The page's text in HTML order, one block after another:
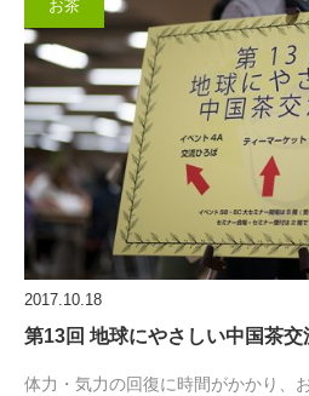
お茶
2017.10.18
第13回 地球にやさしい中国茶交
体力・気力の回復に時間がかかり、